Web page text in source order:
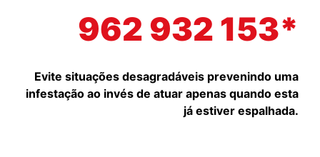
962 932 153*
Evite situações desagradáveis prevenindo uma
infestação ao invés de atuar apenas quando esta
já estiver espalhada.